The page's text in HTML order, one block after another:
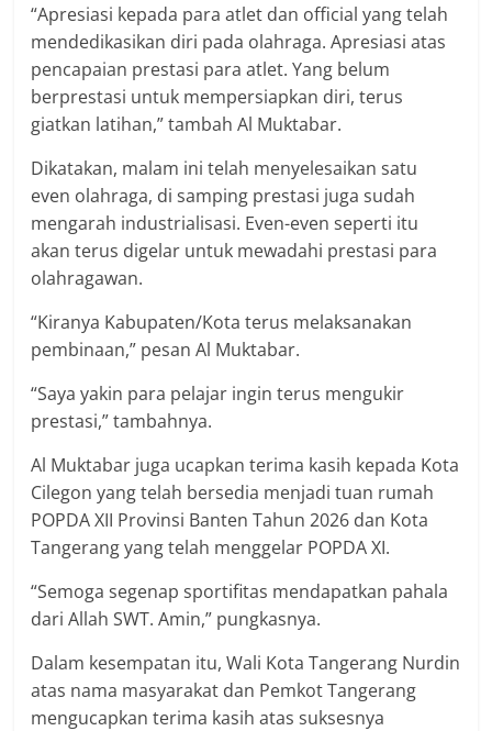
“Apresiasi kepada para atlet dan official yang telah
mendedikasikan diri pada olahraga. Apresiasi atas
pencapaian prestasi para atlet. Yang belum
berprestasi untuk mempersiapkan diri, terus
giatkan latihan,” tambah Al Muktabar.
Dikatakan, malam ini telah menyelesaikan satu
even olahraga, di samping prestasi juga sudah
mengarah industrialisasi. Even-even seperti itu
akan terus digelar untuk mewadahi prestasi para
olahragawan.
“Kiranya Kabupaten/Kota terus melaksanakan
pembinaan,” pesan Al Muktabar.
“Saya yakin para pelajar ingin terus mengukir
prestasi,” tambahnya.
Al Muktabar juga ucapkan terima kasih kepada Kota
Cilegon yang telah bersedia menjadi tuan rumah
POPDA XII Provinsi Banten Tahun 2026 dan Kota
Tangerang yang telah menggelar POPDA XI.
“Semoga segenap sportifitas mendapatkan pahala
dari Allah SWT. Amin,” pungkasnya.
Dalam kesempatan itu, Wali Kota Tangerang Nurdin
atas nama masyarakat dan Pemkot Tangerang
mengucapkan terima kasih atas suksesnya